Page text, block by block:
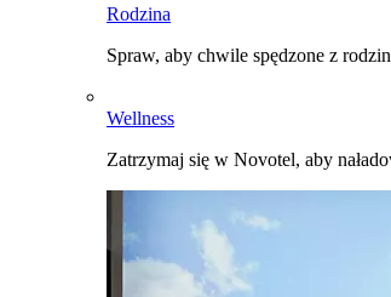
Rodzina
Spraw, aby chwile spędzone z
Wellness
Zatrzymaj się w Novotel, aby